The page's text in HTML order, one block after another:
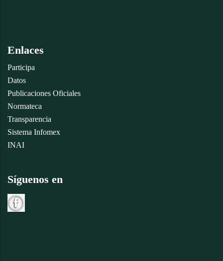
Enlaces
Participa
Datos
Publicaciones Oficiales
Normateca
Transparencia
Sistema Infomex
INAI
Síguenos en